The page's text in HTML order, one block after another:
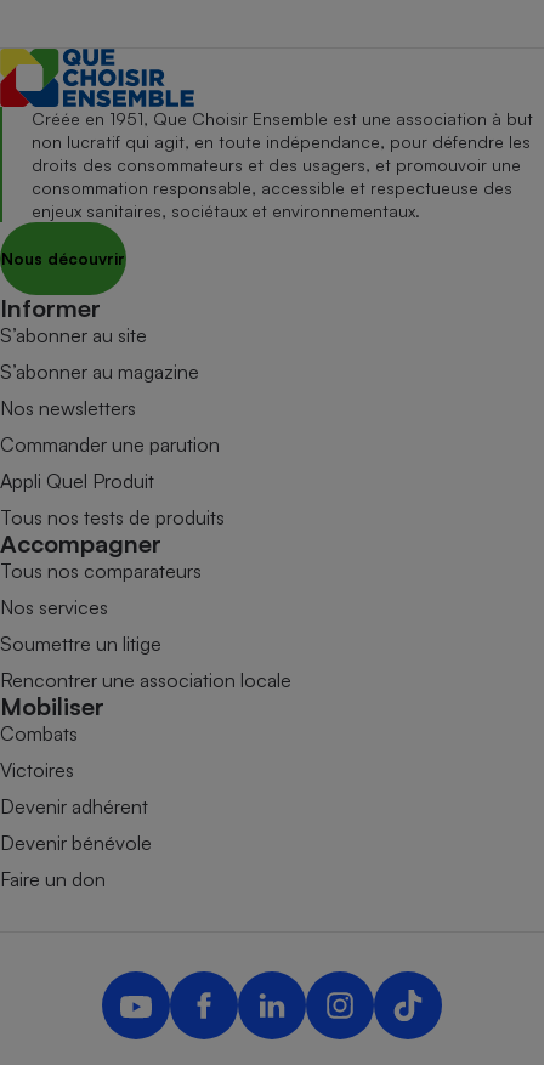
Créée en 1951, Que Choisir Ensemble est une association à but
non lucratif qui agit, en toute indépendance, pour défendre les
droits des consommateurs et des usagers, et promouvoir une
consommation responsable, accessible et respectueuse des
enjeux sanitaires, sociétaux et environnementaux.
Nous découvrir
Informer
S’abonner au site
S’abonner au magazine
Nos newsletters
Commander une parution
Appli Quel Produit
Tous nos tests de produits
Accompagner
Tous nos comparateurs
Nos services
Soumettre un litige
Rencontrer une association locale
Mobiliser
Combats
Victoires
Devenir adhérent
Devenir bénévole
Faire un don